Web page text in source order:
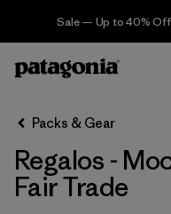
Sale — Up to 40%
Filter & Sort
Ordenar Por
Filtrar por
Price
Packs & Gear
Regalos -
Fair Trade